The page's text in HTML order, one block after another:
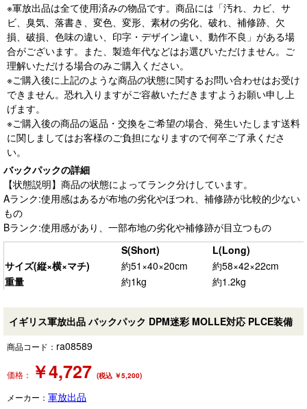
※軍放出品は全て使用済みの物品です。商品には「汚れ、カビ、サ
ビ、臭気、落書き、変色、変形、素材の劣化、破れ、補修跡、欠
損、破損、色味の違い、印字・デザイン違い、動作不良」がある場
合がございます。また、製造年代などはお選びいただけません。ご
理解いただける場合のみご購入ください。
※ご購入後に上記のような商品の状態に関するお問い合わせはお受け
できません。恐れ入りますがご容赦いただきますようお願い申し上
げます。
※ご購入後の商品の返品・交換をご希望の場合、発生いたします送料
に関しましてはお客様のご負担になりますので何卒ご了承くださ
い。
バックパックの詳細
【状態説明】商品の状態によってランク分けしています。
Aランク:使用感はあるが布地の劣化やほつれ、補修跡が比較的少ない
もの
Bランク:使用感があり、一部布地の劣化や補修跡が目立つもの
S(Short)
L(Long)
サイズ(縦×横×マチ)
約51×40×20cm
約58×42×22cm
重量
約1kg 約1.2kg
イギリス軍放出品 バックパック DPM迷彩 MOLLE対応 PLCE装備
商品コード： ra08589
価格： ￥4,727 (税込 ￥5,200)
メーカー： 軍放出品